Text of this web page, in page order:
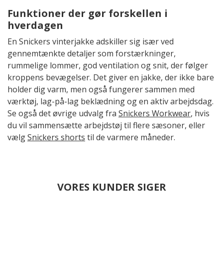
Funktioner der gør forskellen i
hverdagen
En Snickers vinterjakke adskiller sig især ved
gennemtænkte detaljer som forstærkninger,
rummelige lommer, god ventilation og snit, der følger
kroppens bevægelser. Det giver en jakke, der ikke bare
holder dig varm, men også fungerer sammen med
værktøj, lag-på-lag beklædning og en aktiv arbejdsdag.
Se også det øvrige udvalg fra Snickers Workwear, hvis
du vil sammensætte arbejdstøj til flere sæsoner, eller
vælgSnickers shorts til de varmere måneder.
VORES KUNDER SIGER